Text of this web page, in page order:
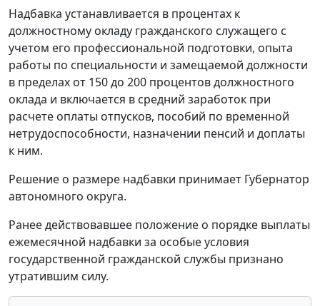
Надбавка устанавливается в процентах к
должностному окладу гражданского служащего с
учетом его профессиональной подготовки, опыта
работы по специальности и замещаемой должности
в пределах от 150 до 200 процентов должностного
оклада и включается в средний заработок при
расчете оплаты отпусков, пособий по временной
нетрудоспособности, назначении пенсий и доплаты
к ним.
Решение о размере надбавки принимает Губернатор
автономного округа.
Ранее действовавшее положение о порядке выплаты
ежемесячной надбавки за особые условия
государственной гражданской службы признано
утратившим силу.